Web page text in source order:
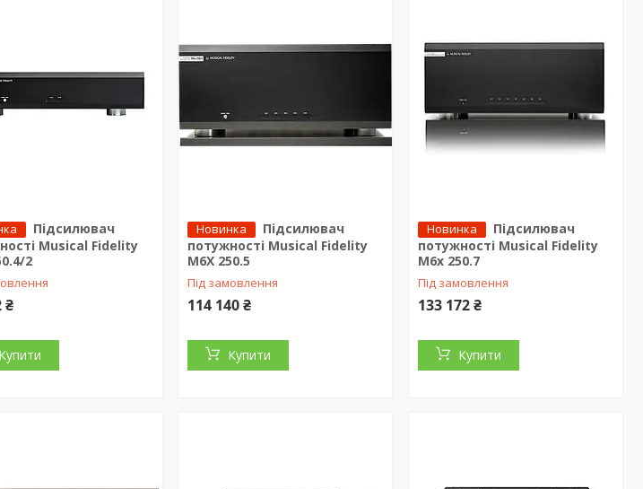
Підсилювач
Musical Fidelity
2
₴
Купити
Новинка
Підсилювач
потужності Musical Fidelity
M6X 250.5
Під замовлення
114 140 ₴
Купити
Новинка
Підсилювач
потужності Musical Fidelity
M6x 250.7
Під замовлення
133 172 ₴
Купити